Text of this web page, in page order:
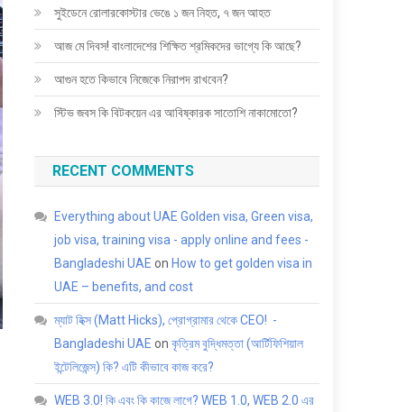
সুইডেনে রোলারকোস্টার ভেঙে ১ জন নিহত, ৭ জন আহত
আজ মে দিবস! বাংলাদেশের শিক্ষিত শ্রমিকদের ভাগ্যে কি আছে?
আগুন হতে কিভাবে নিজেকে নিরাপদ রাখবেন?
স্টিভ জবস কি বিটকয়েন এর আবিষ্কারক সাতোশি নাকামোতো?
RECENT COMMENTS
Everything about UAE Golden visa, Green visa,
job visa, training visa - apply online and fees -
Bangladeshi UAE on How to get golden visa in
UAE – benefits, and cost
ম্যাট হিক্স (Matt Hicks), প্রোগ্রামার থেকে CEO! -
Bangladeshi UAE onকৃত্রিম বুদ্ধিমত্তা (আর্টিফিশিয়াল
ইন্টেলিজেন্স) কি? এটি কীভাবে কাজ করে?
WEB 3.0! কি এবং কি কাজে লাগে? WEB 1.0, WEB 2.0 এর